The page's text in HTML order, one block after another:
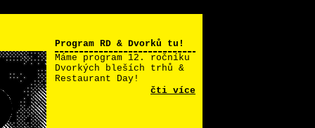
Program RD & Dvorků tu!
Máme program 12. ročníku
Dvorkých bleších trhů &
Restaurant Day!
čti více